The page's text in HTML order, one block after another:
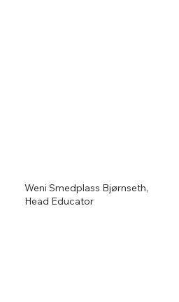
Weni Smedplass Bjørnseth,
Head Educator